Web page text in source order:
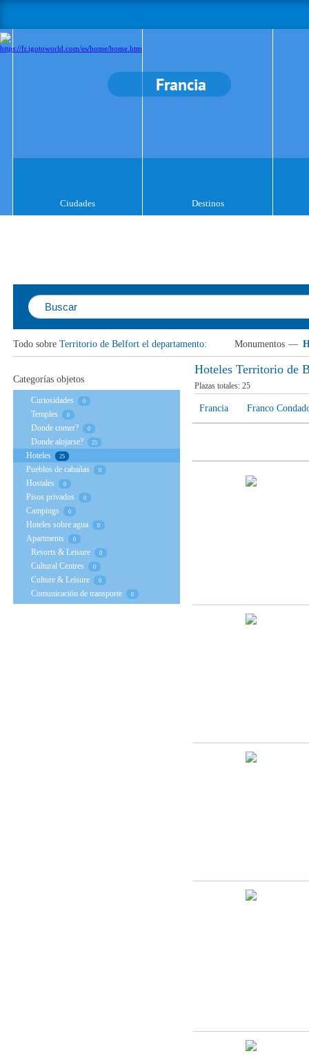
Francia
Ciudades Destinos
Todo sobre Territorio de Belfort el departamento: Monumentos —
Hoteles Territorio de
Plazas totales: 25
Francia Franco
Categorías objetos
Curiosidades 0
Temples 0
Donde comer? 0
Donde alojarse? 25
Hoteles 25
Pueblos de cabañas 0
Hostales 0
Pisos privados 0
Campings 0
Hoteles sobre agua 0
Apartments 0
Resorts & Leisure 0
Cultural Centres 0
Culture & Leisure 0
Comunicación de transporte 0